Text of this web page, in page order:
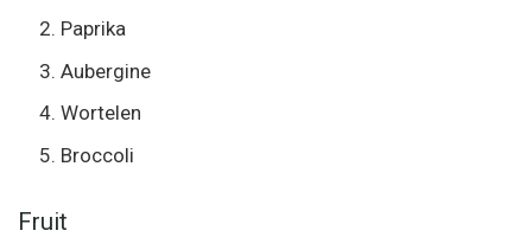
Paprika
Aubergine
Wortelen
Broccoli
Fruit